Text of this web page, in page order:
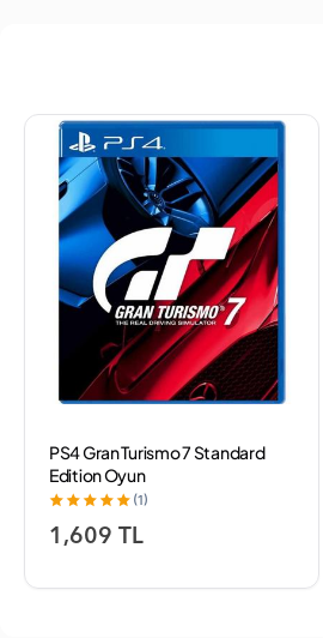
PS4 Gran Turismo 7 Standard
Edition Oyun
(1)
1,609 TL